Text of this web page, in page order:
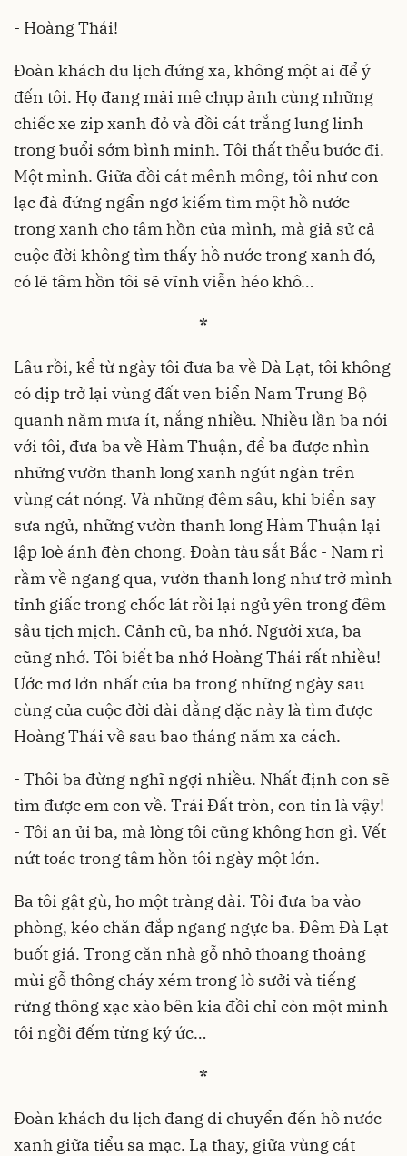
- Hoàng Thái!
Đoàn khách du lịch đứng xa, không một ai để ý
đến tôi. Họ đang mải mê chụp ảnh cùng những
chiếc xe zip xanh đỏ và đồi cát trắng lung linh
trong buổi sớm bình minh. Tôi thất thểu bước đi.
Một mình. Giữa đồi cát mênh mông, tôi như con
lạc đà đứng ngẩn ngơ kiếm tìm một hồ nước
trong xanh cho tâm hồn của mình, mà giả sử cả
cuộc đời không tìm thấy hồ nước trong xanh đó,
có lẽ tâm hồn tôi sẽ vĩnh viễn héo khô…
*
Lâu rồi, kể từ ngày tôi đưa ba về Đà Lạt, tôi không
có dịp trở lại vùng đất ven biển Nam Trung Bộ
quanh năm mưa ít, nắng nhiều. Nhiều lần ba nói
với tôi, đưa ba về Hàm Thuận, để ba được nhìn
những vườn thanh long xanh ngút ngàn trên
vùng cát nóng. Và những đêm sâu, khi biển say
sưa ngủ, những vườn thanh long Hàm Thuận lại
lập loè ánh đèn chong. Đoàn tàu sắt Bắc - Nam rì
rầm về ngang qua, vườn thanh long như trở mình
tỉnh giấc trong chốc lát rồi lại ngủ yên trong đêm
sâu tịch mịch. Cảnh cũ, ba nhớ. Người xưa, ba
cũng nhớ. Tôi biết ba nhớ Hoàng Thái rất nhiều!
Ước mơ lớn nhất của ba trong những ngày sau
cùng của cuộc đời dài dằng dặc này là tìm được
Hoàng Thái về sau bao tháng năm xa cách.
- Thôi ba đừng nghĩ ngợi nhiều. Nhất định con sẽ
tìm được em con về. Trái Đất tròn, con tin là vậy!
- Tôi an ủi ba, mà lòng tôi cũng không hơn gì. Vết
nứt toác trong tâm hồn tôi ngày một lớn.
Ba tôi gật gù, ho một tràng dài. Tôi đưa ba vào
phòng, kéo chăn đắp ngang ngực ba. Đêm Đà Lạt
buốt giá. Trong căn nhà gỗ nhỏ thoang thoảng
mùi gỗ thông cháy xém trong lò sưởi và tiếng
rừng thông xạc xào bên kia đồi chỉ còn một mình
tôi ngồi đếm từng ký ức…
*
Đoàn khách du lịch đang di chuyển đến hồ nước
xanh giữa tiểu sa mạc. Lạ thay, giữa vùng cát